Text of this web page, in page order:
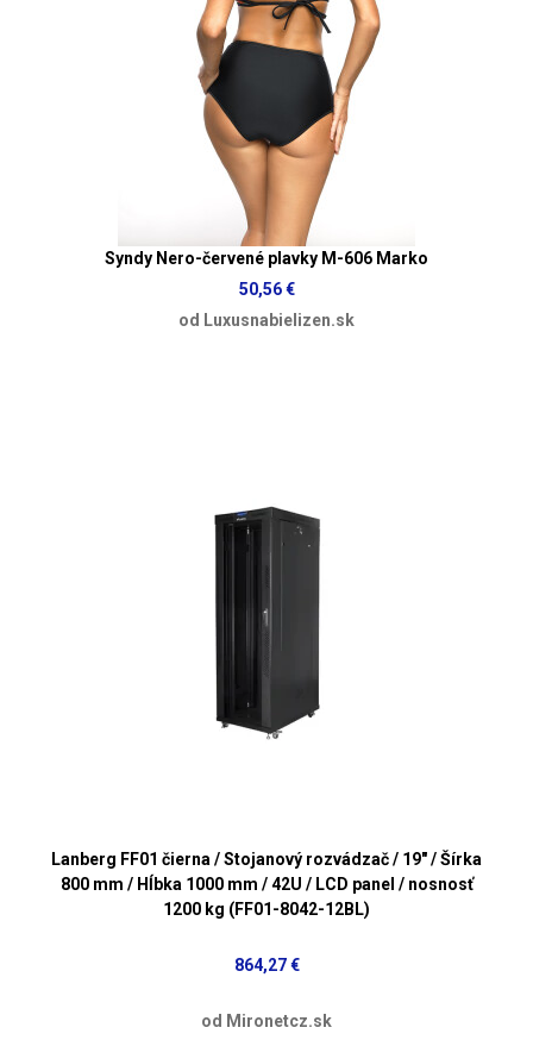
Syndy Nero-červené plavky M-606 Marko
50,56 €
od Luxusnabielizen.sk
Lanberg FF01 čierna / Stojanový rozvádzač / 19" / Šírka
800 mm / Hĺbka 1000 mm / 42U / LCD panel / nosnosť
1200 kg (FF01-8042-12BL)
864,27 €
od Mironetcz.sk